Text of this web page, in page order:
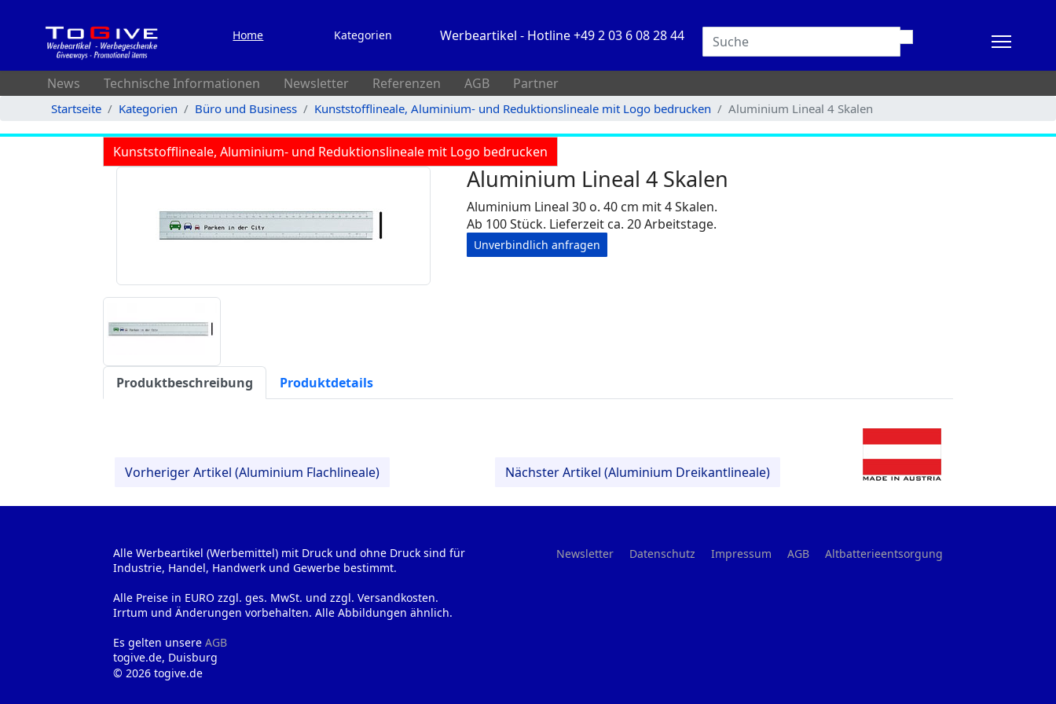
Home Kategorien Werbeartikel - Hotline +49 2 03 6 08 28 44
News Technische Informationen Newsletter Referenzen AGB Partner
Startseite Kategorien Büro und Business Kunststofflineale, Aluminium- und Reduktionslineale mit Logo bedrucken Aluminium Lineal 4 Skalen
Kunststofflineale, Aluminium- und Reduktionslineale mit Logo bedrucken
Aluminium Lineal 4 Skalen
Aluminium Lineal 30 o. 40 cm mit 4 Skalen.
Ab 100 Stück. Lieferzeit ca. 20 Arbeitstage.
Unverbindlich anfragen
Produktbeschreibung Produktdetails
Vorheriger Artikel (Aluminium Flachlineale) Nächster Artikel (Aluminium Dreikantlineale)
Alle Werbeartikel (Werbemittel) mit Druck und ohne Druck sind für
Industrie, Handel, Handwerk und Gewerbe bestimmt.
Alle Preise in EURO zzgl. ges. MwSt. und zzgl. Versandkosten.
Irrtum und Änderungen vorbehalten. Alle Abbildungen ähnlich.
Es gelten unsere AGB
togive.de, Duisburg
© 2026 togive.de
Newsletter Datenschutz Impressum AGB Altbatterieentsorgung